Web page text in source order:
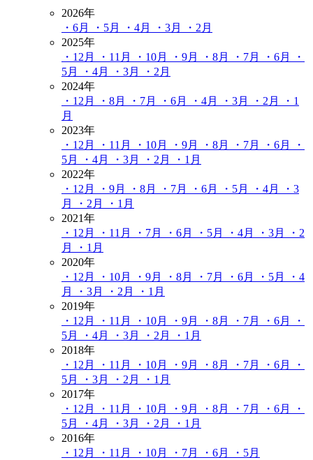
2026年
・6月
・5月 ・4月 ・3月
・2月
2025年
・12月
・11月 ・10月 ・9月 ・8月 ・7月 ・6月
・
5月
・4月 ・3月
・2月
2024年
・12月
・8月 ・7月 ・6月 ・4月 ・3月 ・2月
・1
月
2023年
・12月
・11月 ・10月 ・9月 ・8月 ・7月 ・6月
・
5月
・4月 ・3月 ・2月
・1月
2022年
・12月
・9月 ・8月 ・7月 ・6月 ・5月 ・4月
・3
月
・2月
・1月
2021年
・12月
・11月 ・7月 ・6月 ・5月 ・4月 ・3月
・2
月
・1月
2020年
・12月
・10月 ・9月 ・8月 ・7月 ・6月 ・5月
・4
月
・3月 ・2月
・1月
2019年
・12月
・11月 ・10月 ・9月 ・8月 ・7月 ・6月
・
5月
・4月 ・3月 ・2月
・1月
2018年
・12月
・11月 ・10月 ・9月 ・8月 ・7月 ・6月
・
5月
・3月 ・2月
・1月
2017年
・12月
・11月 ・10月 ・9月 ・8月 ・7月 ・6月
・
5月
・4月 ・3月 ・2月
・1月
2016年
・12月
・11月 ・10月 ・7月 ・6月
・5月